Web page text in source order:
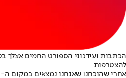
הכתבות ועידכוני הספורט החמים אצלך
להצטרפות